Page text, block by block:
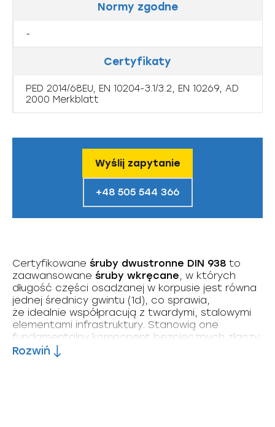
Normy zgodne
-
Certyfikaty
PED 2014/68EU, EN 10204-3.1/3.2, EN 10269, AD
2000 Merkblatt
Wyślij zapytanie
+48 505 544 366
Certyfikowane śruby dwustronne DIN 938 to
zaawansowane śruby wkręcane, w których
długość części osadzanej w korpusie jest równa
jednej średnicy gwintu (1d), co sprawia,
że idealnie współpracują z twardymi, stalowymi
elementami infrastruktury. Stanowią one
fundamentalny komponent bezpiecznych złączy
w instalacjach pracujących pod rygorem
dyrektywy ciśnieniowej. Odpowiednio
Rozwiń